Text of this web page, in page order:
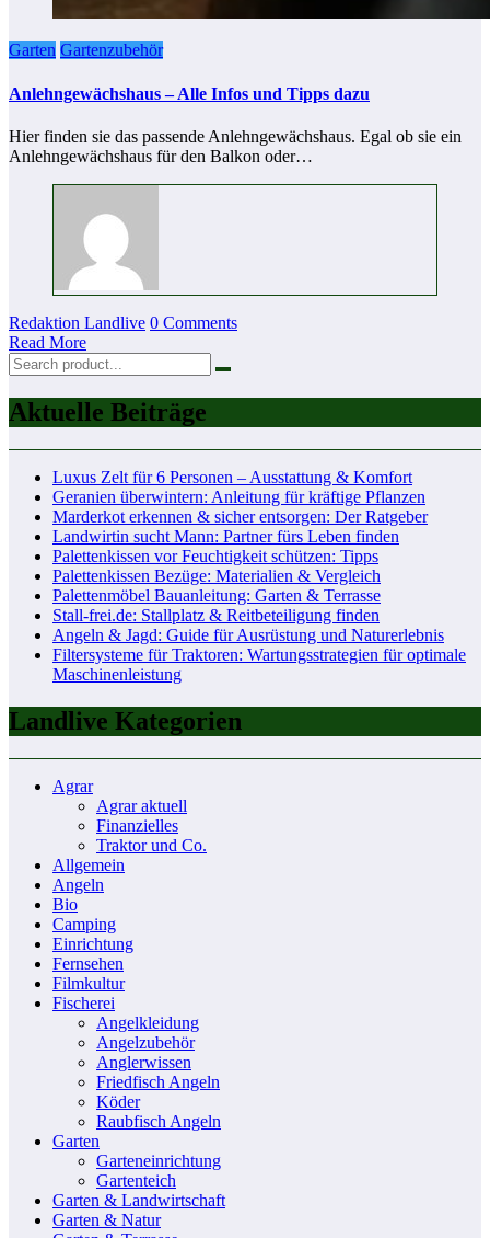
Garten Gartenzubehör
Anlehngewächshaus – Alle Infos und Tipps dazu
Hier finden sie das passende Anlehngewächshaus. Egal ob sie ein
Anlehngewächshaus für den Balkon oder…
Redaktion Landlive 0 Comments
Read More
Aktuelle Beiträge
Luxus Zelt für 6 Personen – Ausstattung & Komfort
Geranien überwintern: Anleitung für kräftige Pflanzen
Marderkot erkennen & sicher entsorgen: Der Ratgeber
Landwirtin sucht Mann: Partner fürs Leben finden
Palettenkissen vor Feuchtigkeit schützen: Tipps
Palettenkissen Bezüge: Materialien & Vergleich
Palettenmöbel Bauanleitung: Garten & Terrasse
Stall-frei.de: Stallplatz & Reitbeteiligung finden
Angeln & Jagd: Guide für Ausrüstung und Naturerlebnis
Filtersysteme für Traktoren: Wartungsstrategien für optimale
Maschinenleistung
Landlive Kategorien
Agrar
Agrar aktuell
Finanzielles
Traktor und Co.
Allgemein
Angeln
Bio
Camping
Einrichtung
Fernsehen
Filmkultur
Fischerei
Angelkleidung
Angelzubehör
Anglerwissen
Friedfisch Angeln
Köder
Raubfisch Angeln
Garten
Garteneinrichtung
Gartenteich
Garten & Landwirtschaft
Garten & Natur